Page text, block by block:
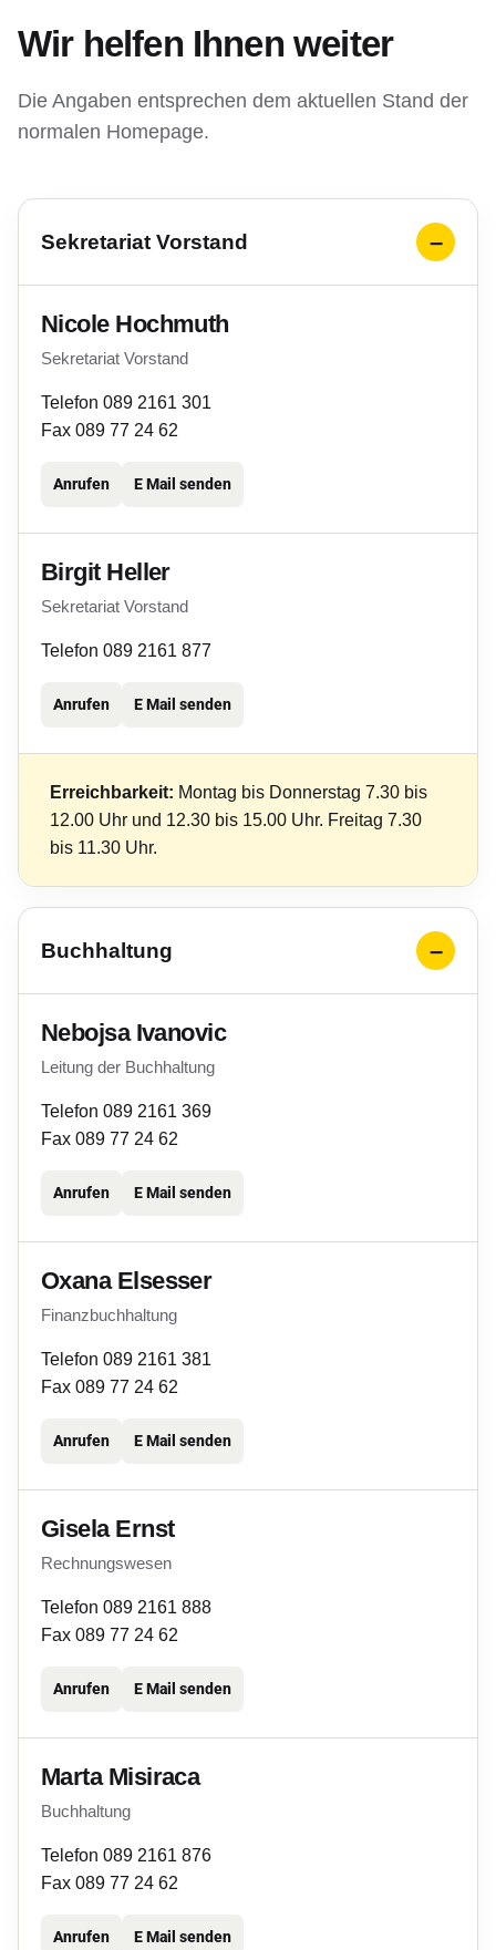
Wir helfen Ihnen weiter
Die Angaben entsprechen dem aktuellen Stand der
normalen Homepage.
Sekretariat Vorstand
Nicole Hochmuth
Sekretariat Vorstand
Telefon 089 2161 301
Fax 089 77 24 62
Anrufen E Mail senden
Birgit Heller
Sekretariat Vorstand
Telefon 089 2161 877
Anrufen E Mail senden
Erreichbarkeit: Montag bis Donnerstag 7.30 bis
12.00 Uhr und 12.30 bis 15.00 Uhr. Freitag 7.30
bis 11.30 Uhr.
Buchhaltung
Nebojsa Ivanovic
Leitung der Buchhaltung
Telefon 089 2161 369
Fax 089 77 24 62
Anrufen E Mail senden
Oxana Elsesser
Finanzbuchhaltung
Telefon 089 2161 381
Fax 089 77 24 62
Anrufen E Mail senden
Gisela Ernst
Rechnungswesen
Telefon 089 2161 888
Fax 089 77 24 62
Anrufen E Mail senden
Marta Misiraca
Buchhaltung
Telefon 089 2161 876
Fax 089 77 24 62
Anrufen E Mail senden